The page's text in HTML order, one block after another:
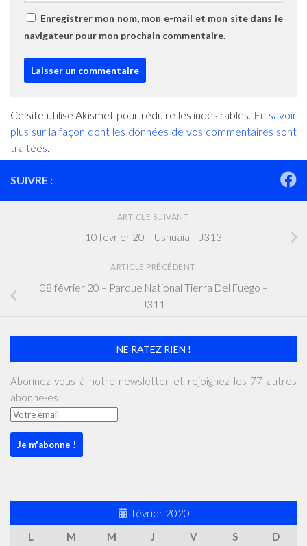
Enregistrer mon nom, mon e-mail et mon site dans le
navigateur pour mon prochain commentaire.
Ce site utilise Akismet pour réduire les indésirables. En savoir
plus sur la façon dont les données de vos commentaires sont
traitées.
SUIVRE :
ARTICLE SUIVANT
10 février 20 – Ushuaia – J313
ARTICLE PRÉCÉDENT
08 février 20 – Parque National Tierra Del Fuego –
J311
NE RATEZ RIEN !
Abonnez-vous à notre newsletter et rejoignez les 77 autres
abonné·es !
février 2020
L
M M J V S
D